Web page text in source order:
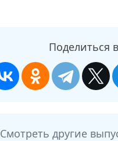
Поделиться
Смотреть другие